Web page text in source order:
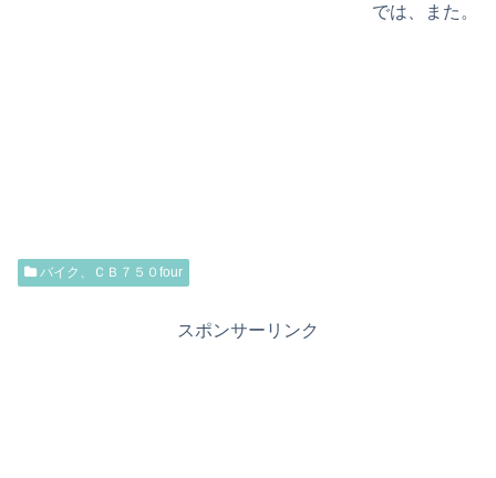
では、また。
バイク、ＣＢ７５０four
スポンサーリンク